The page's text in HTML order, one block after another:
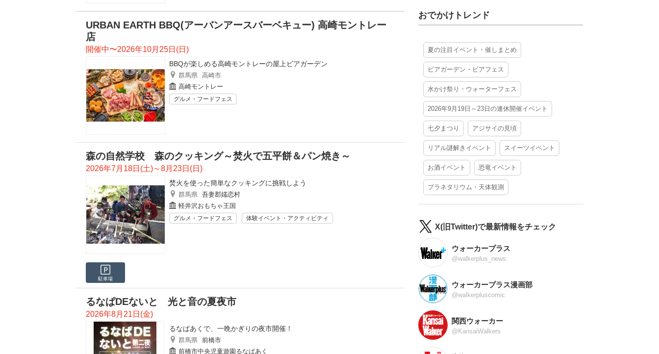
URBAN EARTH BBQ(アーバンアースバーベキュー) 高崎モントレー
店
開催中〜2026年10月25日(日)
BBQが楽しめる高崎モントレーの屋上ビアガーデン
群馬県 高崎市
高崎モントレー
グルメ・フードフェス
森の自然学校 森のクッキング～焚火で五平餅＆パン焼き～
2026年7月18日(土)～8月23日(日)
焚火を使った簡単なクッキングに挑戦しよう
群馬県 吾妻郡嬬恋村
軽井沢おもちゃ王国
グルメ・フードフェス 体験イベント・アクティビティ
駐車場
るなぱDEないと 光と音の夏夜市
2026年8月21日(金)
るなぱあくで、一晩かぎりの夜市開催！
群馬県 前橋市
前橋市中央児童遊園るなぱあく
おでかけトレンド
夏の注目イベント・催しまとめ
ビアガーデン・ビアフェス
水かけ祭り・ウォーターフェス
2026年9月19日～23日の連休開催イベント
七夕まつり アジサイの見頃
リアル謎解きイベント スイーツイベント
お酒イベント 恐竜イベント
プラネタリウム・天体観測
X(旧Twitter)で最新情報をチェック
ウォーカープラス
@walkerplus_news
ウォーカープラス漫画部
@walkerpluscomic
関西ウォーカー
@KansaiWalkers